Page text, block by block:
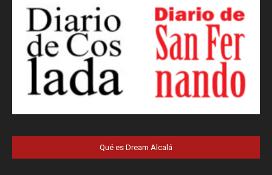
Qué es Dream Alcalá